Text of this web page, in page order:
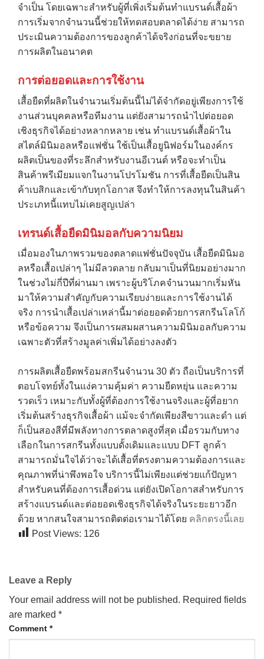
จำเป็น โดยเฉพาะสำหรับผู้ที่เพิ่งเริ่มต้นทำแบรนด์เสื้อผ้า
การเริ่มจากจำนวนนี้ช่วยให้ทดสอบตลาดได้ง่าย สามารถ
ประเมินความต้องการของลูกค้าได้จริงก่อนที่จะขยาย
การผลิตในอนาคต
การต่อยอดและการใช้งาน
เสื้อยืดที่ผลิตในจำนวนเริ่มต้นนี้ไม่ได้จำกัดอยู่เพียงการใช้
งานส่วนบุคคลหรือทีมงาน แต่ยังสามารถนำไปต่อยอด
เชิงธุรกิจได้อย่างหลากหลาย เช่น ทำแบรนด์เสื้อผ้าใน
สไตล์มินิมอลหรือแฟชั่น ใช้เป็นเสื้อยูนิฟอร์มในองค์กร
ผลิตเป็นของที่ระลึกสำหรับงานอีเวนต์ หรือจะทำเป็น
สินค้าพรีเมียมแจกในงานโปรโมชัน การที่เสื้อยืดเป็นสิน
ค้าเบสิกและเข้ากับทุกโอกาส จึงทำให้การลงทุนในสินค้า
ประเภทนี้แทบไม่เคยสูญเปล่า
เทรนด์เสื้อยืดมินิมอลกับความนิยม
เมื่อมองในภาพรวมของตลาดแฟชั่นปัจจุบัน เสื้อยืดมินิมอ
ลหรือเสื้อเปล่าๆ ไม่มีลวดลาย กลับมาเป็นที่นิยมอย่างมาก
ในช่วงไม่กี่ปีที่ผ่านมา เพราะผู้บริโภคจำนวนมากเริ่มหัน
มาให้ความสำคัญกับความเรียบง่ายและการใช้งานได้
จริง การนำเสื้อเปล่าเหล่านี้มาต่อยอดด้วยการสกรีนโลโก้
หรือข้อความ จึงเป็นการผสมผสานความมินิมอลกับความ
เฉพาะตัวที่สร้างมูลค่าเพิ่มได้อย่างลงตัว
การผลิตเสื้อยืดพร้อมสกรีนจำนวน 30 ตัว ถือเป็นบริการที่
ตอบโจทย์ทั้งในแง่ความคุ้มค่า ความยืดหยุ่น และความ
รวดเร็ว เหมาะกับทั้งผู้ที่ต้องการใช้งานจริงและผู้ที่อยาก
เริ่มต้นสร้างธุรกิจเสื้อผ้า แม้จะจำกัดเพียงสีขาวและดำ แต่
ก็เป็นสองสีที่มีพลังทางการตลาดสูงที่สุด เมื่อรวมกับทาง
เลือกในการสกรีนทั้งแบบดั้งเดิมและแบบ DFT ลูกค้า
สามารถมั่นใจได้ว่าจะได้เสื้อที่ตรงตามความต้องการและ
คุณภาพที่น่าพึงพอใจ บริการนี้ไม่เพียงแต่ช่วยแก้ปัญหา
สำหรับคนที่ต้องการเสื้อด่วน แต่ยังเปิดโอกาสสำหรับการ
สร้างแบรนด์และต่อยอดเชิงธุรกิจได้จริงในระยะยาวอีก
ด้วย หากสนใจสามารถติดต่อเรามาได้โดย คลิกตรงนี้เลย
Post Views: 126
Leave a Reply
Your email address will not be published. Required fields
are marked *
Comment *